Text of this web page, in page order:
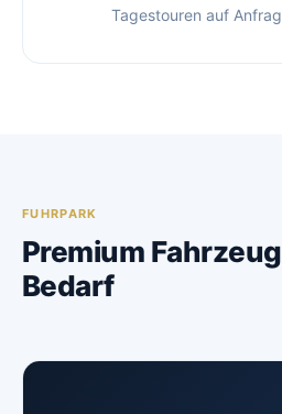
Tagestouren auf
FUHRPARK
Premium
Bedarf